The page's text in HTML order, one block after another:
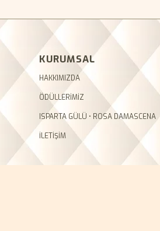
KURUMSAL
HAKKIMIZDA
ÖDÜLLERİMİZ
ISPARTA GÜLÜ • ROSA DAMASCENA
İLETİŞİM